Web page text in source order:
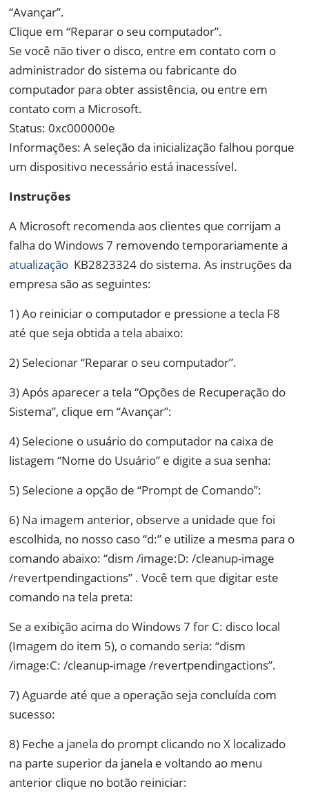
“Avançar”.
Clique em “Reparar o seu computador”.
Se você não tiver o disco, entre em contato com o
administrador do sistema ou fabricante do
computador para obter assistência, ou entre em
contato com a Microsoft.
Status: 0xc000000e
Informações: A seleção da inicialização falhou porque
um dispositivo necessário está inacessível.
Instruções
A Microsoft recomenda aos clientes que corrijam a
falha do Windows 7 removendo temporariamente a
atualização KB2823324 do sistema. As instruções da
empresa são as seguintes:
1) Ao reiniciar o computador e pressione a tecla F8
até que seja obtida a tela abaixo:
2) Selecionar “Reparar o seu computador”.
3) Após aparecer a tela “Opções de Recuperação do
Sistema”, clique em “Avançar”:
4) Selecione o usuário do computador na caixa de
listagem “Nome do Usuário” e digite a sua senha:
5) Selecione a opção de “Prompt de Comando”:
6) Na imagem anterior, observe a unidade que foi
escolhida, no nosso caso “d:” e utilize a mesma para o
comando abaixo: “dism /image:D: /cleanup-image
/revertpendingactions” . Você tem que digitar este
comando na tela preta:
Se a exibição acima do Windows 7 for C: disco local
(Imagem do item 5), o comando seria: “dism
/image:C: /cleanup-image /revertpendingactions”.
7) Aguarde até que a operação seja concluída com
sucesso:
8) Feche a janela do prompt clicando no X localizado
na parte superior da janela e voltando ao menu
anterior clique no botão reiniciar: